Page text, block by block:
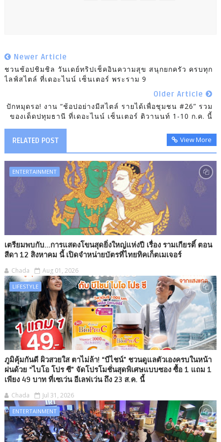
Newer Article
ชวนช้อปชิมชิล วันเดย์ทริปเช็คอินความสุข สนุกยกครัว ครบทุก
ไลฟ์สไตล์ ที่เดอะไนน์ เซ็นเตอร์ พระราม 9
Older Article
ปักหมุดรอ! งาน “ช้อปอย่างมีสไตล์ รายได้เพื่อชุมชน #26” รวม
ของเด็ดปทุมธานี ที่เดอะไนน์ เซ็นเตอร์ ติวานนท์ 1-10 ก.ค. นี้
RELATED POST View More
ENTERTAINMENT
เตรียมพบกับ...การแสดงโขนสุดยิ่งใหญ่แห่งปี เรื่อง รามเกียรติ์ ตอน
สีดา 12 สิงหาคม นี้ เปิดจำหน่ายบัตรที่ไทยทิคเก็ตเมเจอร์
Chada Aug 01, 2026
LIFESTYLE
ภูมิคุ้มกันดี ผิวสวยใส ตาไม่ล้า! “บีไชน์” ชวนดูแลตัวเองครบในหน้า
ฝนด้วย “ไบโอ โปร ซี” จัดโปรโมชั่นสุดพิเศษแบบซอง ซื้อ 1 แถม 1
เพียง 49 บาท ที่เซเว่น อีเลฟเว่น ถึง 23 ส.ค. นี้
Chada Jul 31, 2026
ENTERTAINMENT